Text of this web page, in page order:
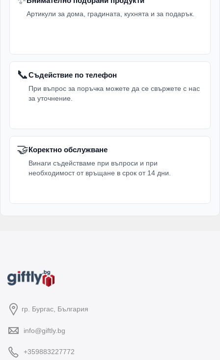
Артикули за дома, градината, кухнята и за подарък.
📞Съдействие по телефон
При въпрос за поръчка можете да се свържете с нас
за уточнение.
🤝Коректно обслужване
Винаги съдействаме при въпроси и при
необходимост от връщане в срок от 14 дни.
гр. Бургас, България
info@giftly.bg
+359883227772